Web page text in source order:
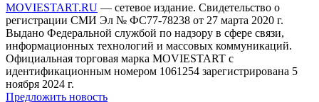
MOVIESTART.RU — сетевое издание. Свидетельство о
регистрации СМИ Эл № ФС77-78238 от 27 марта 2020 г.
Выдано Федеральной службой по надзору в сфере связи,
информационных технологий и массовых коммуникаций.
Официальная торговая марка MOVIESTART с
идентификационным номером 1061254 зарегистрирована 5
ноября 2024 г.
Предложить новость